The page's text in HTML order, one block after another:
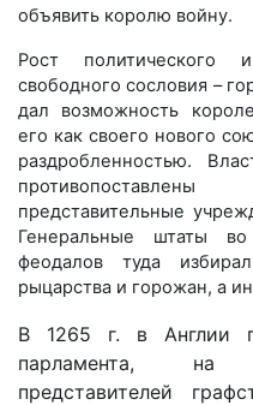
объявить королю войну.
Рост политического
свободного сословия –
дал возможность
его как своего нового
раздробленностью.
представительные
Генеральные штаты
феодалов туда
рыцарства и горожан, а
В 1265 г. в
Англии
парламента, на
представителей